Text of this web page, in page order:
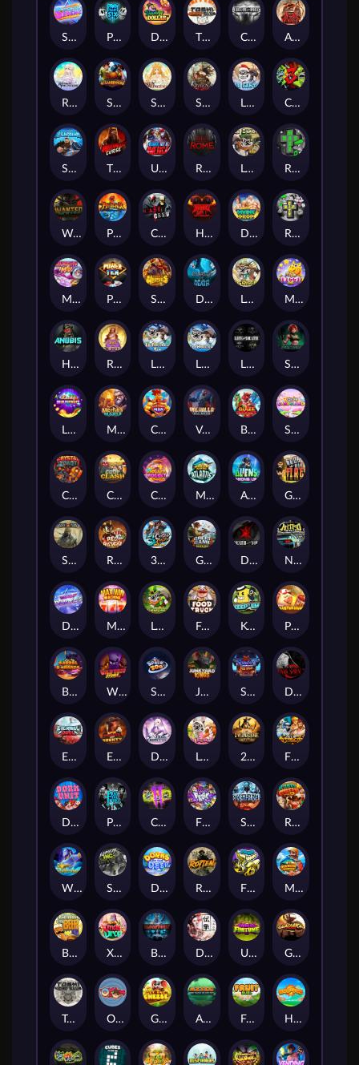
Superstar Sevens PRAY FOR SIX Danny Dollar TOSHI WAYS CLUB CIRCLE OF LIFE ARMY OF ARES
RAINBOW PRINCESS STEAMRUNNERS SUN PRINCESS SPEAR OF ATHENA LE SANTA CHAOS CREW 3
STORMBORN THE WILDWOOD CURSE Ultimate Slot of America Reign of Rome Le Bandit Rad Maxx
Wanted Dead or a Wild Phoenix Cash Crew Hounds Of Hell Divine Drop RIP City
Munchy Milo Power of 10 Strength Of Hercules Dynasty of Death Le Digger Magic Piggy OG
Hand of Anubis Rise of Fortuna LE FOOTBALL FAN LE HOOLIGAN Life and Death Shadow Treasure
Lucky Multifruit Merlin's Mania Chicken Man Valhalla: Wild Winter Blaze Buddies Sticky Candyland
Crystal Robot Coop Clash Chocolate Rocket Marlin Masters Atlantis Aliens Among Us Grug Make Fire
Sand and Ashes Red Rascal™ 3 Cursed Chests™ Great Game Rockies Death Becomes You Nitro Nights
Dandy Diamonds Max Win Machine Le Prechaun Fred's Food Truck Keep 'em Piggy Cluster Hunt
Barrel Bonanza Wild Dojo Strike Space Zoo Junkyard Kings Shadow Strike Dark Spiral
Eternal Duel EPIC BULLETS & BOUNTY Dusk Princess Le Bunny 2 Wild 2 Die Fist Of Destruction
Dork Unit Pray for Three Chaos Crew 2 Fighter Pit Stormforged Rusty & Curly
Wishbringer Slayers Inc Dorks of The Deep Rotten FRKN Bananas Marlin Master
Benny The Beer Xmas Drop Bloodthirst Densho Undead Fortune Gladiator Legends
Toshi Video Club OmNom Get The Cheese Aztec Twist Fruit Duel Hop'n'Pop